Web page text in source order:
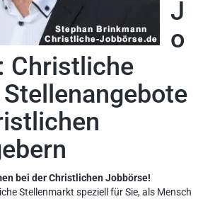
J
o
Christliche
bei der Christlichen Jobbörse!
Stellenmarkt speziell für Sie, als Mensch